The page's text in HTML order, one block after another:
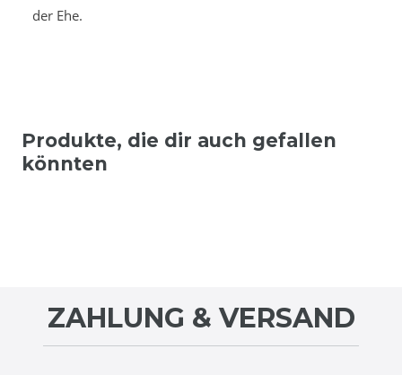
der Ehe.
Produkte, die dir auch gefallen
könnten
ZAHLUNG & VERSAND